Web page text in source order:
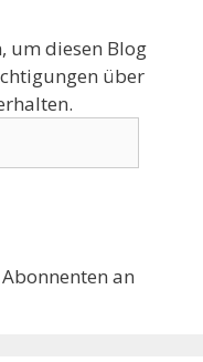
um diesen Blog
über
an